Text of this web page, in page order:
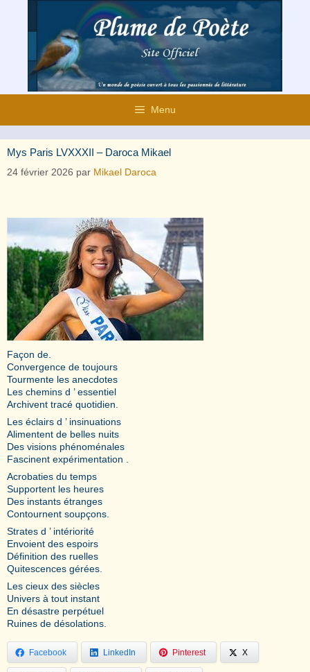
contenu
Menu
Mys Paris LVXXXII – Daroca Mikael
24 février 2026 par Mikael Daroca
Façon de.
Convergence de toujours
Tourmente les anecdotes
Les chemins d ’ essentiel
Archivent tracé quotidien.
Les éclairs d ’ insinuations
Alimentent de belles nuits
Des visions phénoménales
Fascinent expérimentation .
Acrobaties du temps
Supportent les heures
Des instants étranges
Contournent soupçons.
Strates d ’ intériorité
Envoient des espoirs
Définition des ruelles
Quitescences gérées.
Les cieux des siècles
Univers à tout instant
En désastre perpétuel
Ruines de désolations.
Facebook LinkedIn Pinterest X